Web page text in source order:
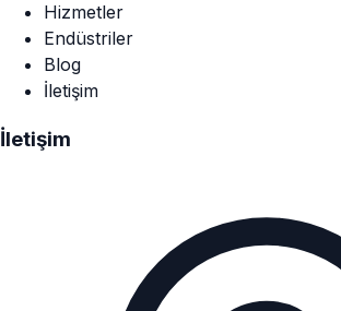
Hizmetler
Endüstriler
Blog
İletişim
İletişim